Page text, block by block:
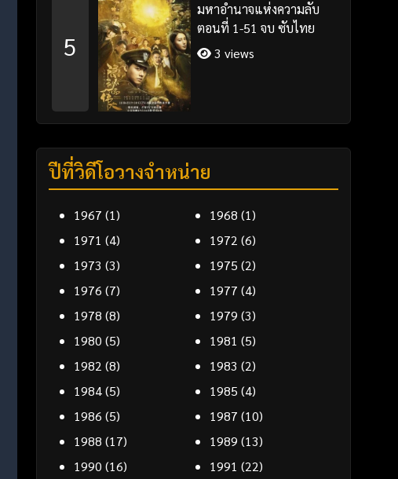
5
มหาอำนาจแห่งความลับ
ตอนที่ 1-51 จบ ซับไทย
3 views
ปีที่วิดีโอวางจำหน่าย
1967 (1) 1968 (1)
1971 (4) 1972 (6)
1973 (3) 1975 (2)
1976 (7) 1977 (4)
1978 (8) 1979 (3)
1980 (5) 1981 (5)
1982 (8) 1983 (2)
1984(5) 1985 (4)
1986 (5) 1987 (10)
1988 (17) 1989 (13)
1990 (16) 1991 (22)